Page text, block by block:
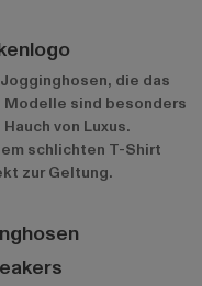
die das
Modelle sind besonders
von Luxus.
schlichten T-Shirt
zur Geltung.